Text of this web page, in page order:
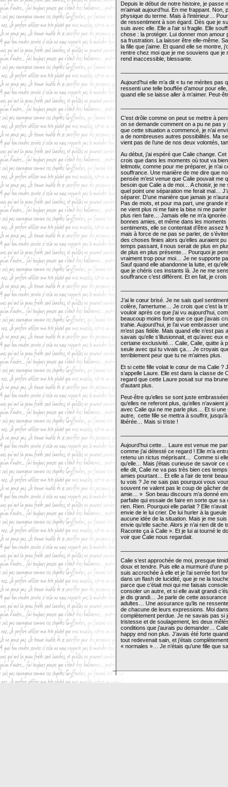
Depuis le début de notre histoire, je passe
m’aimait aujourd’hui. En me frappant.
physique du terme. Mais à l’intérieur…
de ressentiment à son égard. Dès que je
suis avec elle. Elle a l’air si fragile. Elle
chose : la protéger. Lui donner mon
sa frustration. La laisser être elle-même. Sa
la fille que j’aime. Et quand elle se montre,
rentre chez moi que je me souviens que je
rend inaccessible, blessante.
Aujourd’hui elle m’a dit « tu ne mérites pas
ressenti une telle bouffée d’amour pour
quand elle se laisse aller à m’aimer. Peut-
C’est drôle comme on peut se mettre à
on se demande comment on a pu ne pas
que cette situation a commencé, je n’ai
a de nombreuses autres possibilités. Ma
vient pas de l’une de nos deux volontés,
Au début, j’ai espéré que Calie change.
crois que dans les moments où tout va
leitmotiv, comme pour me préparer, je n’ai
souffrance. Une manière de me dire que
pensée m’est venue que Calie pouvait me
besoin que Calie a de moi… A choisir, je
quel point une séparation me ferait mal…
séparer. D’une manière que jamais je
Pas de mots, et pour ma part, une grande
ne vient plus ni me faire la bise ni me
plus rien faire… Jamais elle ne m’a
bonnes amies, et même dans les
sentiments, elle se contentait d’être
mais à force de ne pas se parler, de
des choses finies alors qu’elles auraient
temps passant, il nous serait de plus en
de plus en plus présente… Pourquoi je
vraiment trop pour moi… Je ne supporte
Sauf quand elle abandonne la lutte, et
que je chéris ces instants là. Je ne me
souffrance c’est différent. Et en fait, je crois
J’ai le cœur brisé. Je ne sais quel
colère, l’amertume… Je crois que c’est la
vouloir après ce que j’ai vu aujourd’hui,
beaucoup moins forte que ce que j’avais
trahie. Aujourd’hui, je l’ai vue embrasser
m’est pas fidèle. Mais quand elle n’est
savais qu’elle s’illusionnait, et qu’avec
certaine exclusivité… Calie, Calie, quitte à
seule avec qui tu vivais ça… Je croyais
terriblement peur que tu ne m’aimes plus.
Et si cette fille volait le cœur de ma Calie ?
s’appelle Laure. Elle est dans la classe de
regard que cette Laure posait sur ma
d’autant plus.
Peut-être qu’elles se sont juste
qu’elles ne referont plus, qu’elles
avec Calie qui ne me parle plus… Et si
autre, cette fille se mettra à souffrir,
libérée… Mais si triste !
Aujourd’hui cette… Laure est venue me
comme j’ai détesté ce regard ! Elle m’a
retenu un rictus méprisant… Comme si
qu’elle… Mais j’étais curieuse de savoir ce
elle dit, Calie ne va pas très bien ces
amies pourtant… Et elle a l’air de tenir
tu vois ? Je ne sais pas pourquoi vous
souvent ne valent pas le coup de gâcher
amie… » Son beau discours m’a donné
parfaite qui essaie de faire en sorte que
rien. Rien. Pourquoi elle parlait ? Elle
envie de le lui crier. De lui hurler à la gueule
aucune idée de la situation. Mais je me
envie qu’elle sache. Alors je n’ai rien dit
Raconte ça à Calie ». Et je lui ai tourné le
voir que Calie nous regardait.
Calie s’est approchée de moi, presque
doux et tendre. Puis elle a murmuré d’une
suis accrochée à elle et je l’ai serrée fort
dans un flash de lucidité, que je ne la
parce que c’était moi qui me faisais
consoler un autre, et si elle avait grandi
je dis grandi… Je parle de cette assurance
adultes… Une assurance qu’ils ne
de chacune de leurs expressions. Moi
complètement perdue. Je ne savais pas
tristesse et de soulagement, les deux
conditions que j’aurais pu demander…
happy end non plus. J’avais été forte
tout redevenait sain, et j’étais
« normales »… Je n’étais qu’une fille que